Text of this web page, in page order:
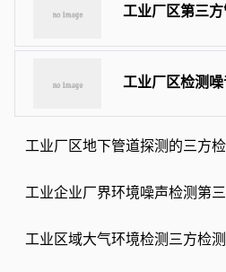
工业厂区第三
工业厂区检测
工业厂区地下管道探测的三方
工业企业厂界环境噪声检测第
工业区域大气环境检测三方检